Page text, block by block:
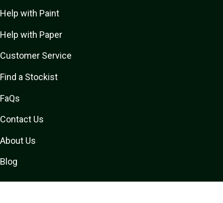
Help with Paint
Help with Paper
Customer Service
Find a Stockist
FaQs
Contact Us
About Us
Blog